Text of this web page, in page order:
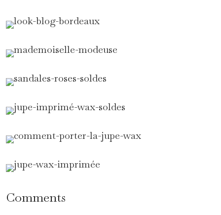
Comments